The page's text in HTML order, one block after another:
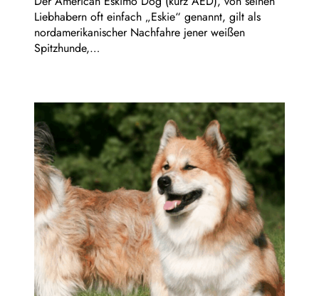
Liebhabern oft einfach „Eskie“ genannt, gilt als
nordamerikanischer Nachfahre jener weißen
Spitzhunde,…